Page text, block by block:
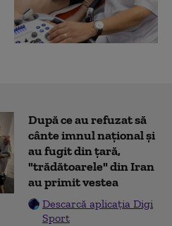
După ce au refuzat să
cânte imnul naţional şi
au fugit din ţară,
"trădătoarele" din Iran
au primit vestea
Descarcă aplicația Digi
Sport